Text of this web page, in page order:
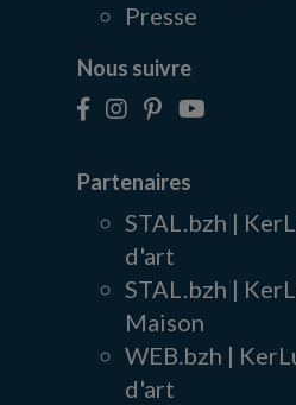
Presse
Nous suivre
Partenaires
STAL.bzh |
d'art
STAL.bzh |
Maison
WEB.bzh |
d'art